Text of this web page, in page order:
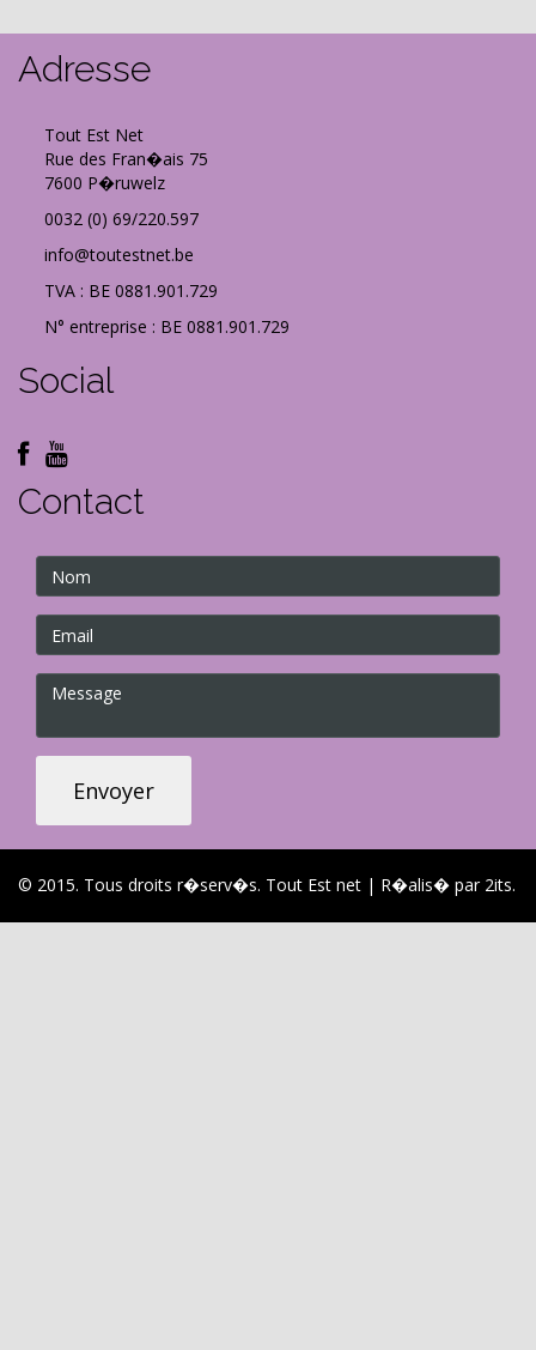
Adresse
Tout Est Net
Rue des Fran�ais 75
7600 P�ruwelz
0032 (0) 69/220.597
info@toutestnet.be
TVA : BE 0881.901.729
N° entreprise : BE 0881.901.729
Social
Contact
© 2015. Tous droits r�serv�s. Tout Est net | R�alis� par 2its.